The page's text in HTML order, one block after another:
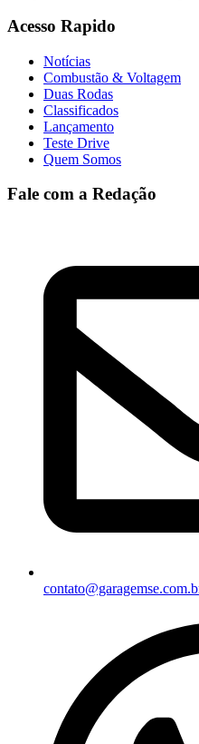
Acesso Rapido
Notícias
Combustão & Voltagem
Duas Rodas
Classificados
Lançamento
Teste Drive
Quem Somos
Fale com a Redação